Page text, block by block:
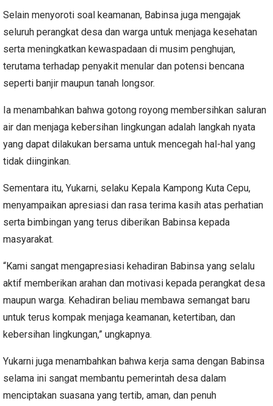
Selain menyoroti soal keamanan, Babinsa juga mengajak
seluruh perangkat desa dan warga untuk menjaga kesehatan
serta meningkatkan kewaspadaan di musim penghujan,
terutama terhadap penyakit menular dan potensi bencana
seperti banjir maupun tanah longsor.
Ia menambahkan bahwa gotong royong membersihkan saluran
air dan menjaga kebersihan lingkungan adalah langkah nyata
yang dapat dilakukan bersama untuk mencegah hal-hal yang
tidak diinginkan.
Sementara itu, Yukarni, selaku Kepala Kampong Kuta Cepu,
menyampaikan apresiasi dan rasa terima kasih atas perhatian
serta bimbingan yang terus diberikan Babinsa kepada
masyarakat.
“Kami sangat mengapresiasi kehadiran Babinsa yang selalu
aktif memberikan arahan dan motivasi kepada perangkat desa
maupun warga. Kehadiran beliau membawa semangat baru
untuk terus kompak menjaga keamanan, ketertiban, dan
kebersihan lingkungan,” ungkapnya.
Yukarni juga menambahkan bahwa kerja sama dengan Babinsa
selama ini sangat membantu pemerintah desa dalam
menciptakan suasana yang tertib, aman, dan penuh